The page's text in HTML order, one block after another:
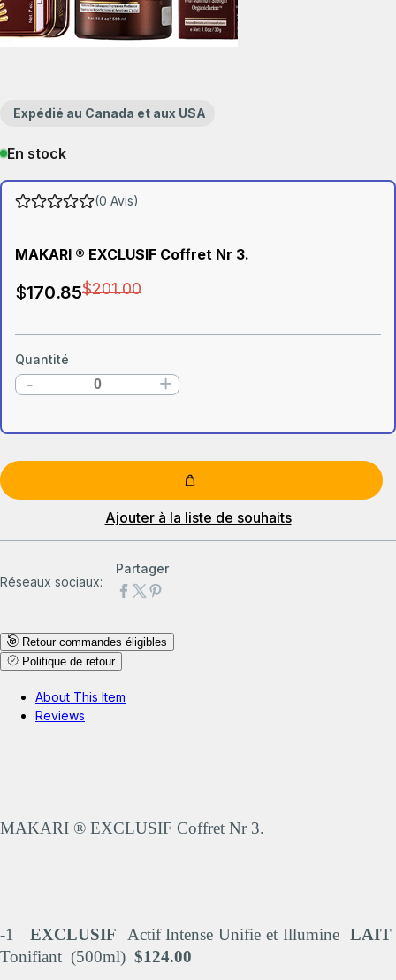
Expédié au Canada et aux USA
En stock
(0 Avis)
MAKARI ® EXCLUSIF Coffret Nr 3.
$170.85$201.00
Quantité
- +
Ajouter à la liste de souhaits
Réseaux sociaux:
Partager
Retour commandes éligibles
Politique de retour
About This Item
Reviews
MAKARI ® EXCLUSIF Coffret Nr 3.
-1 EXCLUSIF Actif Intense Unifie et IllumineLAIT
Tonifiant (500ml) $124.00